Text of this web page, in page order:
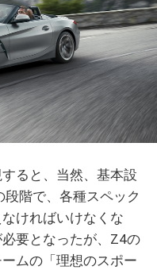
ると、当然、基本設
階で、各種スペック
ければいけなくな
要となったが、Z4の
ムの「理想のスポー